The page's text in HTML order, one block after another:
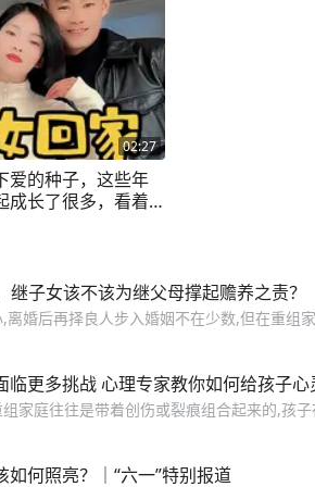
02:27
爱的种子，这些年
成长了很多，看着
多少钱工资合
子女该不该为继父母撑起赡养之责？
婚后再择良人步入婚姻不在少数,但在重组
临更多挑战 心理专家教你如何给孩子心
家庭往往是带着创伤或裂痕组合起来的,孩
何照亮？｜“六一”特别报道